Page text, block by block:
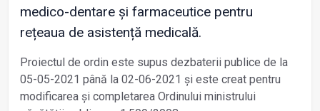
medico-dentare și farmaceutice pentru
rețeaua de asistență medicală.
Proiectul de ordin este supus dezbaterii publice de la
05-05-2021 până la 02-06-2021 și este creat pentru
modificarea și completarea Ordinului ministrului